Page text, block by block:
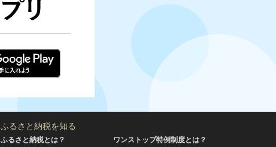
ふるさと納税を知る
ふるさと納税とは？
ワンストップ特例制度とは？